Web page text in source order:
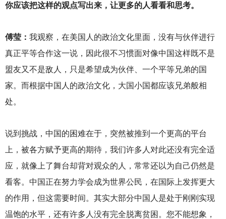
你应该把这样的观点写出来，让更多的人看看和思考。
傅莹： 我观察，在美国人的政治文化里面，没有与伙伴进行
真正平等合作这一说，因此很不习惯面对像中国这样既不是
盟友又不是敌人，只是希望成为伙伴、一个平等兄弟的国
家。而根据中国人的政治文化，大国小国都应该兄弟般相
处。
说到挑战，中国的困难在于，突然被推到一个更高的平台
上，被各方赋予更高的期待，我们许多人对此还没有完全适
应，就像上了舞台却背对观众的人，常常还以为自己仍然是
看客。中国正在努力学会成为世界公民，在国际上发挥更大
的作用，但这需要时间。其实大部分中国人是处于刚刚实现
温饱的水平，还有许多人没有完全脱离贫困。您不能想象，